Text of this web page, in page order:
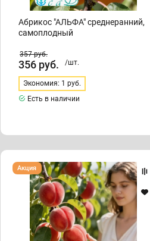
Абрикос "АЛЬФА" среднеранний,
самоплодный
357руб.
356 руб. /шт.
Экономия: 1 руб.
Есть в наличии
Абрикос
"БИГ
среднего
срока
созревания
(самоплодный)
Акция